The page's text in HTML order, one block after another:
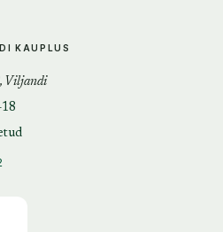
KAUPLUS
Viljandi